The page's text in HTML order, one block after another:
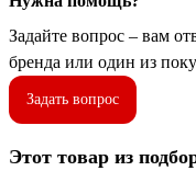
Задайте вопрос – вам
бренда или один из
Задать вопрос
Этот товар из